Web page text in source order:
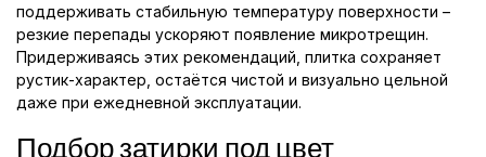
поддерживать стабильную температуру поверхности –
резкие перепады ускоряют появление микротрещин.
Придерживаясь этих рекомендаций, плитка сохраняет
рустик-характер, остаётся чистой и визуально цельной
даже при ежедневной эксплуатации.
Подбор затирки под цвет